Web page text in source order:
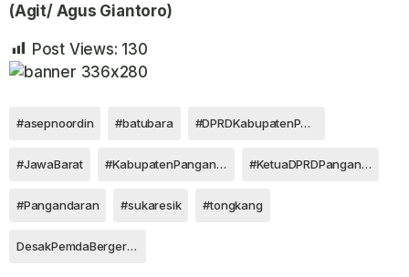
(Agit/ Agus Giantoro)
Post Views: 130
#asepnoordin #batubara #DPRDKabupatenPangandaran
#JawaBarat #KabupatenPangandaran #KetuaDPRDPangandaranSorotiAncamanPencemaranTongkangBatuBara
#Pangandaran #sukaresik #tongkang
DesakPemdaBergerakCepat